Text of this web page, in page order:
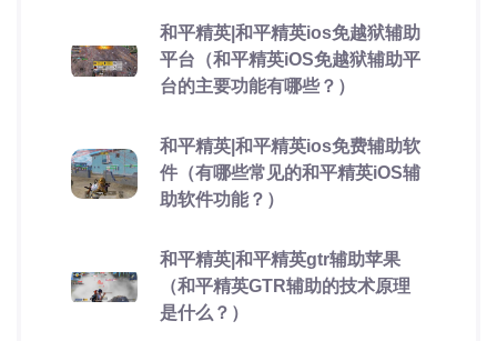
和平精英|和平精英ios免越狱辅助
平台（和平精英iOS免越狱辅助平
台的主要功能有哪些？）
和平精英|和平精英ios免费辅助软
件（有哪些常见的和平精英iOS辅
助软件功能？）
和平精英|和平精英gtr辅助苹果
（和平精英GTR辅助的技术原理
是什么？）